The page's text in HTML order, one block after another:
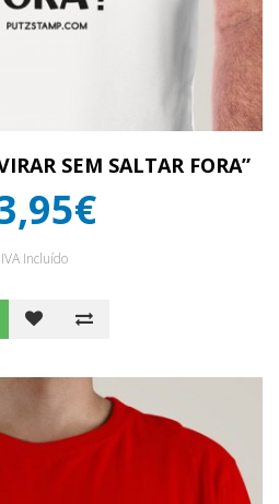
SEM SALTAR FORA”
IVA Incluído